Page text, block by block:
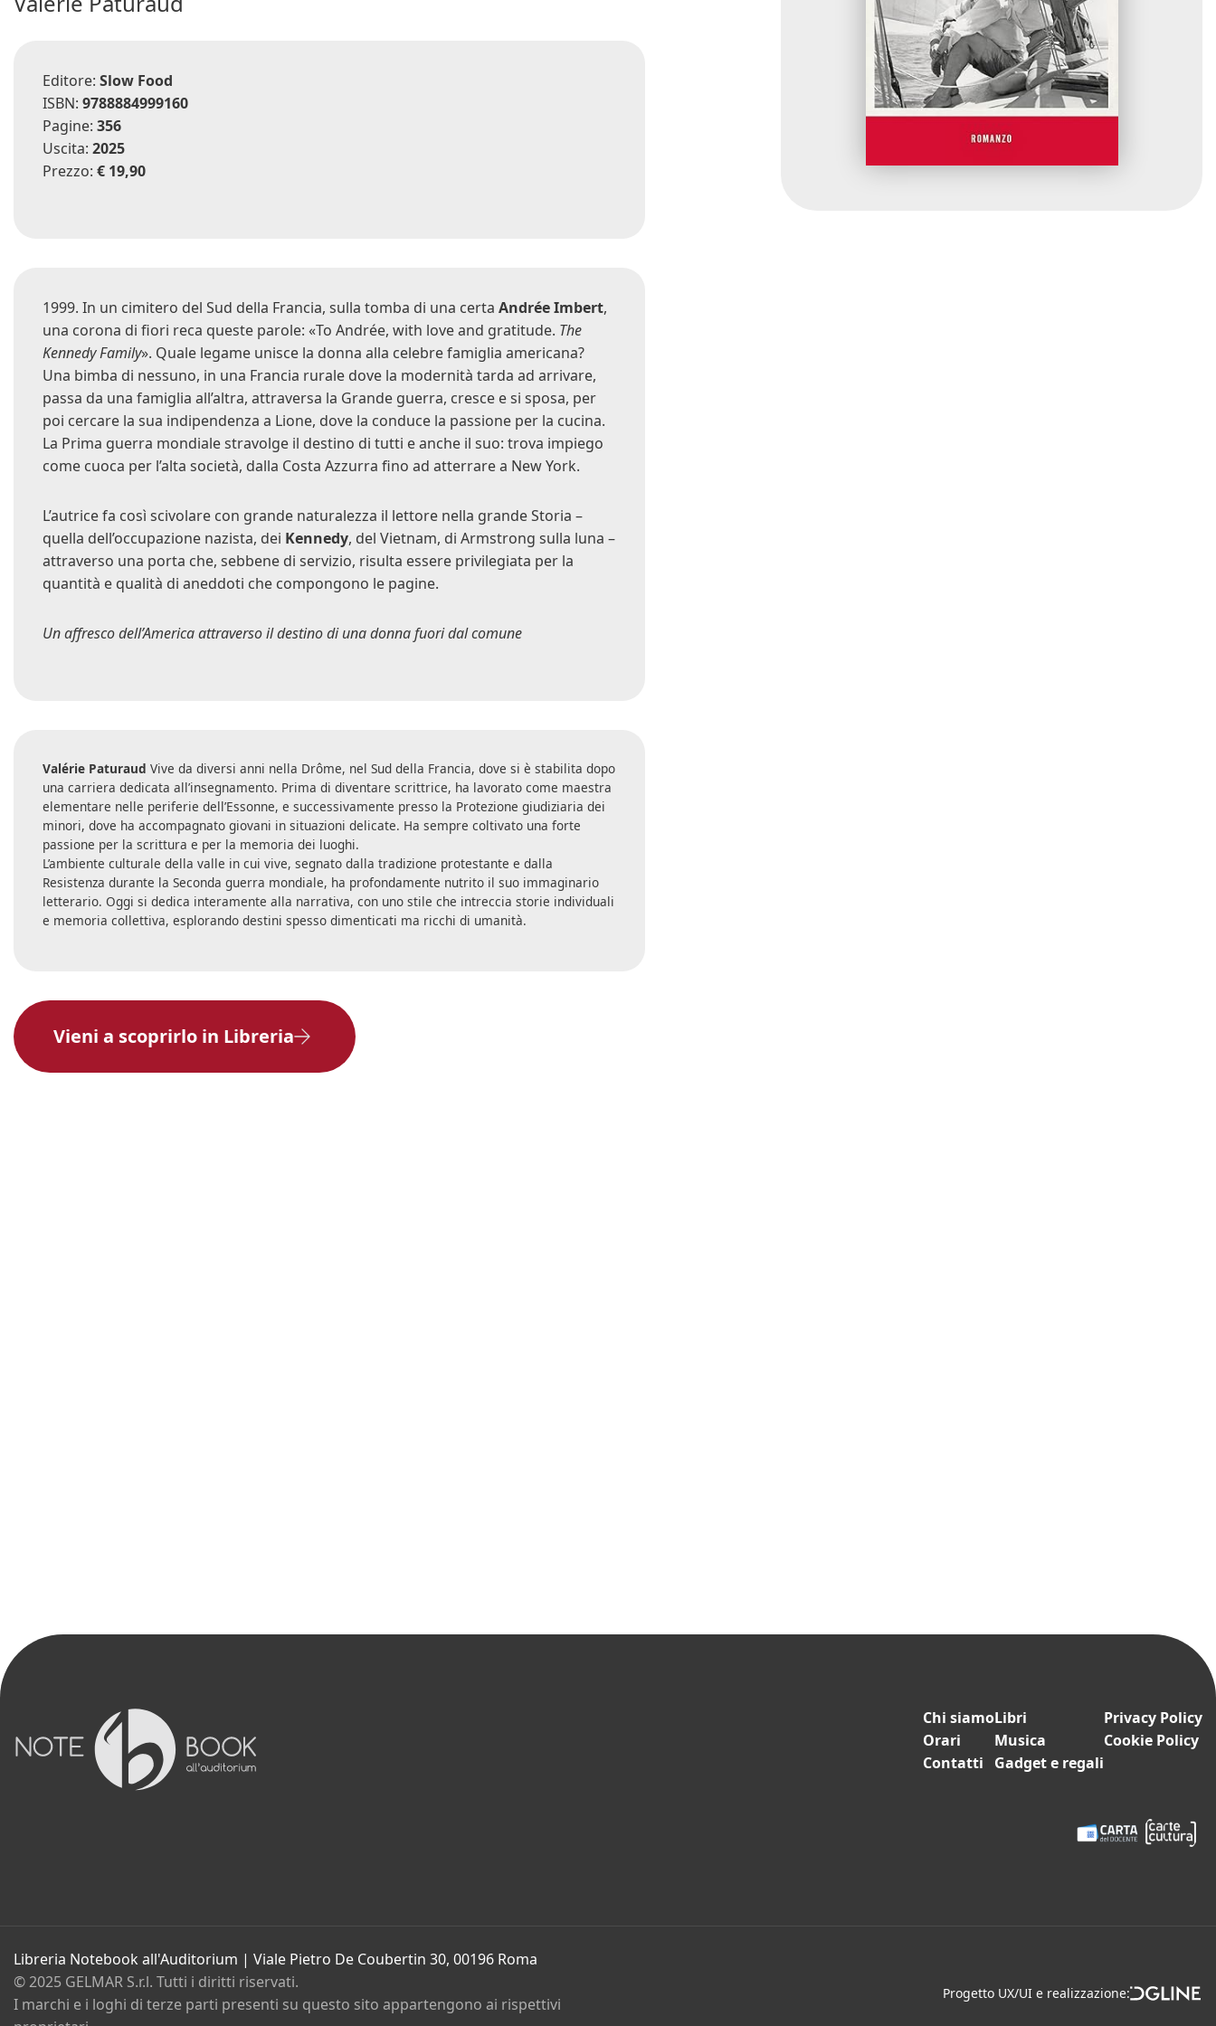
Editore: Slow Food
ISBN: 9788884999160
Pagine: 356
Uscita: 2025
Prezzo: € 19,90
1999. In un cimitero del Sud della Francia, sulla tomba di una certa Andrée Imbert,
una corona di fiori reca queste parole: «To Andrée, with love and gratitude. The
Kennedy Family». Quale legame unisce la donna alla celebre famiglia americana?
Una bimba di nessuno, in una Francia rurale dove la modernità tarda ad arrivare,
passa da una famiglia all’altra, attraversa la Grande guerra, cresce e si sposa, per
poi cercare la sua indipendenza a Lione, dove la conduce la passione per la cucina.
La Prima guerra mondiale stravolge il destino di tutti e anche il suo: trova impiego
come cuoca per l’alta società, dalla Costa Azzurra fino ad atterrare a New York.
L’autrice fa così scivolare con grande naturalezza il lettore nella grande Storia –
quella dell’occupazione nazista, dei Kennedy, del Vietnam, di Armstrong sulla luna –
attraverso una porta che, sebbene di servizio, risulta essere privilegiata per la
quantità e qualità di aneddoti che compongono le pagine.
Un affresco dell’America attraverso il destino di una donna fuori dal comune
Valérie Paturaud Vive da diversi anni nella Drôme, nel Sud della Francia, dove si è stabilita dopo
una carriera dedicata all’insegnamento. Prima di diventare scrittrice, ha lavorato come maestra
elementare nelle periferie dell’Essonne, e successivamente presso la Protezione giudiziaria dei
minori, dove ha accompagnato giovani in situazioni delicate. Ha sempre coltivato una forte
passione per la scrittura e per la memoria dei luoghi.
L’ambiente culturale della valle in cui vive, segnato dalla tradizione protestante e dalla
Resistenza durante la Seconda guerra mondiale, ha profondamente nutrito il suo immaginario
letterario. Oggi si dedica interamente alla narrativa, con uno stile che intreccia storie individuali
e memoria collettiva, esplorando destini spesso dimenticati ma ricchi di umanità.
Vieni a scoprirlo in Libreria
Chi siamo
Orari
Contatti
Libri
Musica
Gadget e regali
Privacy Policy
Cookie Policy
Libreria Notebook all'Auditorium | Viale Pietro De Coubertin 30, 00196 Roma
© 2025 GELMAR S.r.l. Tutti i diritti riservati.
I marchi e i loghi di terze parti presenti su questo sito appartengono ai rispettivi
Progetto UX/UI e realizzazione:
Libri
Gadget e Idee regalo
Cartoleria
Bambini e ragazzi
Chi siamo